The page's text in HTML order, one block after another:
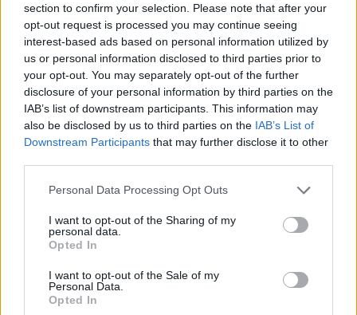
section to confirm your selection. Please note that after your
opt-out request is processed you may continue seeing
interest-based ads based on personal information utilized by
us or personal information disclosed to third parties prior to
your opt-out. You may separately opt-out of the further
disclosure of your personal information by third parties on the
IAB’s list of downstream participants. This information may
also be disclosed by us to third parties on the IAB’s List of
Downstream Participants that may further disclose it to other
Please note that this website/app uses one or more Google
not limited to your visit or usage behaviour. You may click to
grant or deny consent to Google and its third-party tags to
use your data for below specified purposes in below Google
consent section.
Personal Data Processing Opt Outs
I want to opt-out of the Sharing of my
personal data.
Opted In
I want to opt-out of the Sale of my
Personal Data.
Opted In
Kövess minket, és értesülj a friss hírekről a
Facebookon is!
HÍRADÓ #VIDEÓ BALESET